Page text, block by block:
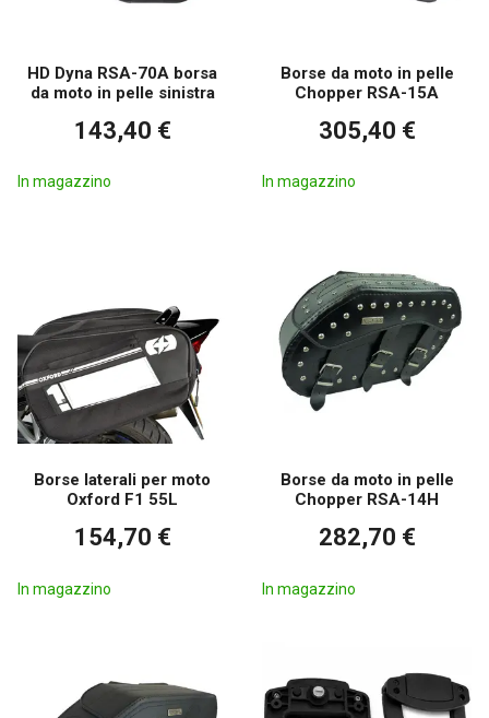
HD Dyna RSA-70A borsa
da moto in pelle sinistra
143,40 €
In magazzino
Borse da moto in pelle
Chopper RSA-15A
305,40 €
In magazzino
Borse laterali per moto
Oxford F1 55L
154,70 €
In magazzino
Borse da moto in pelle
Chopper RSA-14H
282,70 €
In magazzino